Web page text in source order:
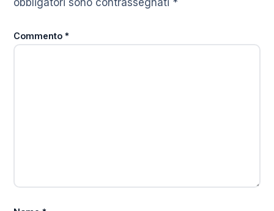
obbligatori sono contrassegnati *
Commento*